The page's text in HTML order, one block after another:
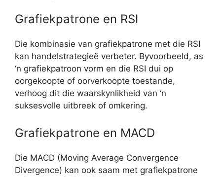
Grafiekpatrone en RSI
Die kombinasie van grafiekpatrone met die RSI
kan handelstrategieë verbeter. Byvoorbeeld, as
‘n grafiekpatroon vorm en die RSI dui op
oorgekoopte of oorverkoopte toestande,
verhoog dit die waarskynlikheid van ‘n
suksesvolle uitbreek of omkering.
Grafiekpatrone en MACD
Die MACD (Moving Average Convergence
Divergence) kan ook saam met grafiekpatrone